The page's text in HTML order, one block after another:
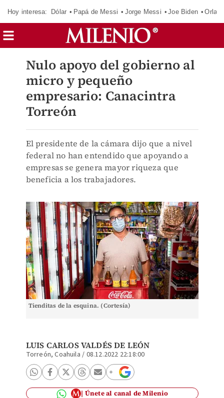
Hoy interesa: Dólar Papá de Messi Jorge Messi Joe Biden
Nulo apoyo del gobierno al
micro y pequeño
empresario: Canacintra
Torreón
El presidente de la cámara dijo que a nivel
federal no han entendido que apoyando a
empresas se genera mayor riqueza que
beneficia a los trabajadores.
Tienditas de la esquina. (Cortesía)
LUIS CARLOS VALDÉS DE LEÓN
Torreón, Coahuila / 08.12.2022 22:18:00
Únete al canal de Milenio